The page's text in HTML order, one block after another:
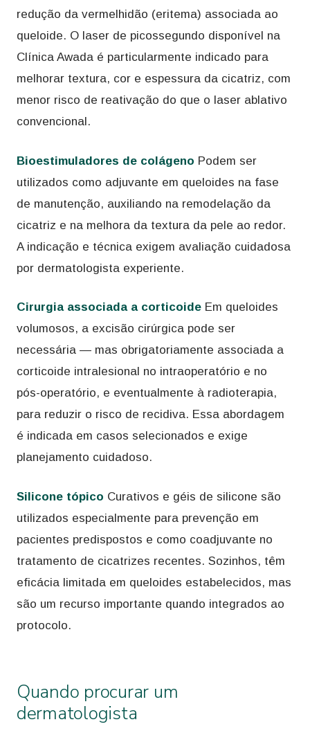
redução da vermelhidão (eritema) associada ao
queloide. O laser de picossegundo disponível na
Clínica Awada é particularmente indicado para
melhorar textura, cor e espessura da cicatriz, com
menor risco de reativação do que o laser ablativo
convencional.
Bioestimuladores de colágeno Podem ser
utilizados como adjuvante em queloides na fase
de manutenção, auxiliando na remodelação da
cicatriz e na melhora da textura da pele ao redor.
A indicação e técnica exigem avaliação cuidadosa
por dermatologista experiente.
Cirurgia associada a corticoide Em queloides
volumosos, a excisão cirúrgica pode ser
necessária — mas obrigatoriamente associada a
corticoide intralesional no intraoperatório e no
pós-operatório, e eventualmente à radioterapia,
para reduzir o risco de recidiva. Essa abordagem
é indicada em casos selecionados e exige
planejamento cuidadoso.
Silicone tópico Curativos e géis de silicone são
utilizados especialmente para prevenção em
pacientes predispostos e como coadjuvante no
tratamento de cicatrizes recentes. Sozinhos, têm
eficácia limitada em queloides estabelecidos, mas
são um recurso importante quando integrados ao
protocolo.
Quando procurar um
dermatologista